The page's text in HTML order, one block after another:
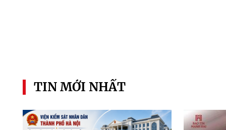
TIN MỚI NHẤT